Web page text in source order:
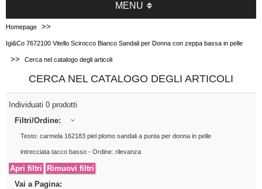
MENU
Homepage >>
Igi&Co 7672100 Vitello Scirocco Bianco Sandali per Donna con zeppa bassa in pelle
>> Cerca nel catalogo degli articoli
CERCA NEL CATALOGO DEGLI ARTICOLI
Individuati 0 prodotti
Filtri/Ordine:
Testo: carmela 162183 piel plomo sandali a punta per donna in pelle
intrecciata tacco basso - Ordine: rilevanza
Vai a Pagina: